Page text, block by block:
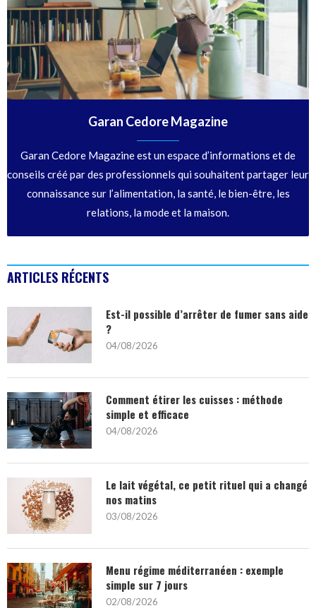
Garan Cedore Magazine
Garan Cedore Magazine est un espace d’informations et de
conseils créé par des professionnels qui souhaitent partager leur
connaissance sur l’alimentation, la santé, le bien-être, les
relations, la mode et la maison.
ARTICLES RÉCENTS
Est-il possible d’arrêter de fumer sans aide
?
04/08/2026
Comment étirer les cuisses : méthode
simple et efficace
04/08/2026
Le lait végétal, ce petit rituel qui a changé
nos matins
03/08/2026
Menu régime méditerranéen : exemple
simple sur 7 jours
02/08/2026